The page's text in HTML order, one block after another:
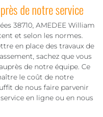
de notre service
38710, AMEDEE William
et selon les normes.
en place des travaux de
sachez que vous
de notre équipe. Ce
le coût de notre
de nous faire parvenir
en ligne ou en nous